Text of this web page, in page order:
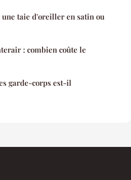
taie d'oreiller en satin ou
: combien coûte le
garde-corps est-il